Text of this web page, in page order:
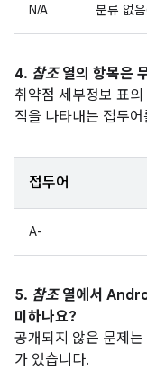
N/A 분류 없
4. 참조열의 항목은
취약점 세부정보 표의
직을 나타내는 접두
접두어
A-
5. 참조열에서
미하나요?
공개되지 않은 문제는
가 있습니다.